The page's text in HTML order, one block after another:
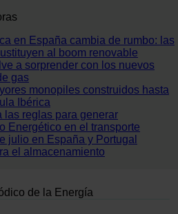
en España cambia de rumbo: las
al boom renovable
a sorprender con los nuevos
gas
monopiles construidos hasta
Ibérica
las reglas para generar
Energético en el transporte
julio en España y Portugal
el almacenamiento